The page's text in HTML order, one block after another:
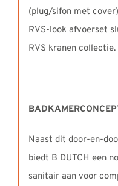
(plug/sifon met
RVS-look afvoerset
RVS kranen collectie.
Naast dit door-en-
biedt B DUTCH een
sanitair aan voor